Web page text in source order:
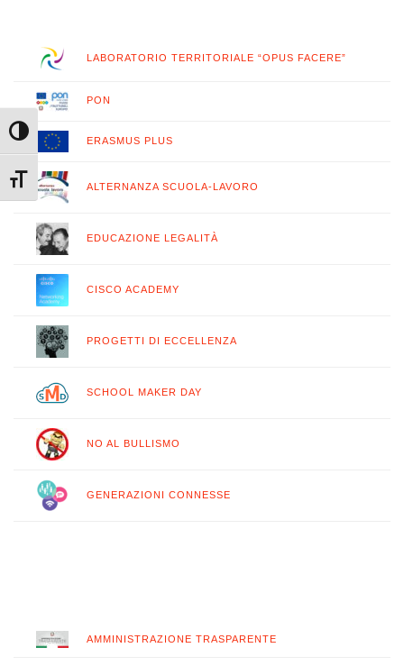
Attiva/disattiva alto contrasto
Attiva/disattiva dimensione testo
LABORATORIO TERRITORIALE “OPUS FACERE”
PON
ERASMUS PLUS
ALTERNANZA SCUOLA-LAVORO
EDUCAZIONE LEGALITÀ
CISCO ACADEMY
PROGETTI DI ECCELLENZA
SCHOOL MAKER DAY
NO AL BULLISMO
GENERAZIONI CONNESSE
AMMINISTRAZIONE TRASPARENTE